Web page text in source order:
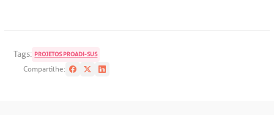
Tags: PROJETOS PROADI-SUS
Compartilhe: